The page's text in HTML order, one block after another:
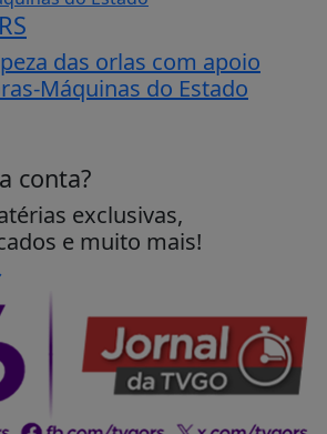
das orlas com apoio
Máquinas do Estado
conta?
exclusivas,
e muito mais!